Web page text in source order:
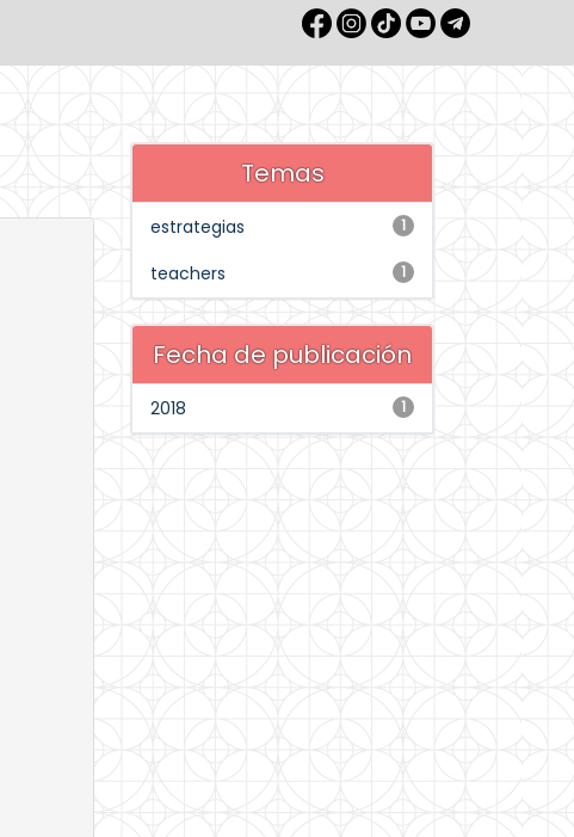
Temas
1
estrategias
1
teachers
Fecha de publicación
1
2018